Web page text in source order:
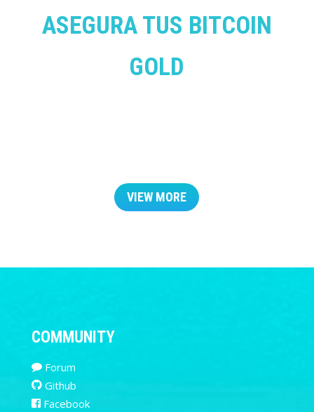
ASEGURA TUS BITCOIN
GOLD
VIEW MORE
COMMUNITY
Forum
Github
Facebook